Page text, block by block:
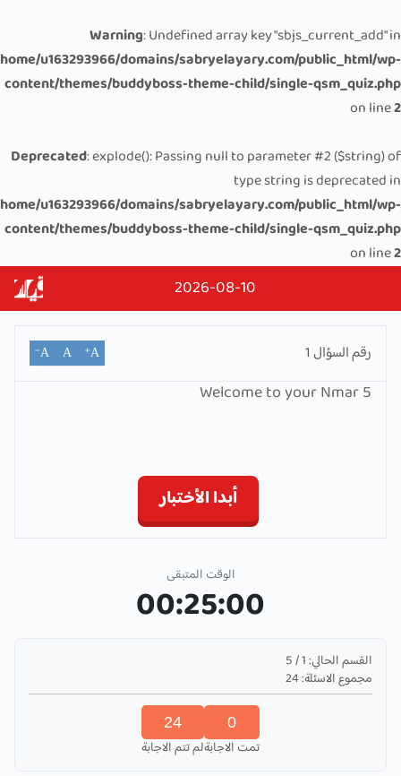
Warning: Undefined array key "sbjs_current_add" in
u163293966/domains/sabryelayary.com/public_html/wp-
content/themes/buddyboss-theme-child/single-qsm_quiz.php
on line2
Deprecated: explode(): Passing null to parameter #2 ($string) of
type string is deprecated in
u163293966/domains/sabryelayary.com/public_html/wp-
content/themes/buddyboss-theme-child/single-qsm_quiz.php
on line2
2026-08-10
رقم السؤال 1
A⁺
A
A⁻
Welcome to your Nmar 5
أبدا الأختبار
الوقت المتبقى
00:25:00
القسم الحالي:1
/
5
مجموع الاسئلة:24
0
تمت الاجابة
24
لم تتم الاجابة